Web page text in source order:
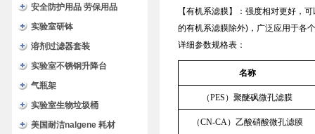
安全防护用品 劳保用品
实验室研钵
溶剂过滤器套装
实验室不锈钢升降台
气瓶架
实验室生物垃圾桶
美国耐洁nalgene 耗材
【有机系滤膜】：强度相对更好，
的有机系滤膜除外)，广泛应用于各
详细参数规格表：
名称
（PES）聚醚砜微孔滤膜
（CN-CA）乙酸硝酸微孔滤膜